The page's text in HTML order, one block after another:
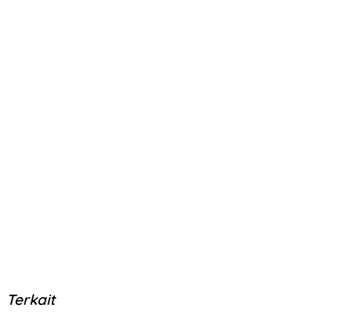
Terkait